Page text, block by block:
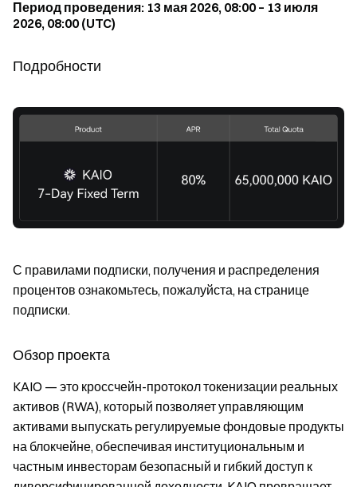
Период проведения: 13 мая 2026, 08:00 – 13 июля
2026, 08:00 (UTC)
Подробности
С правилами подписки, получения и распределения
процентов ознакомьтесь, пожалуйста, на странице
подписки.
Обзор проекта
KAIO — это кроссчейн-протокол токенизации реальных
активов (RWA), который позволяет управляющим
активами выпускать регулируемые фондовые продукты
на блокчейне, обеспечивая институциональным и
частным инвесторам безопасный и гибкий доступ к